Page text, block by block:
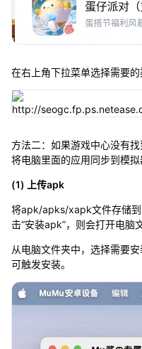
在右上角下拉菜单选择需要的
方法二：如果游戏中心没有
将电脑里面的应用同步到模拟
(1) 上传apk
将apk/apks/xapk文件存储到
击“安装apk”，则会打开电脑
从电脑文件夹中，选择需要
可触发安装。